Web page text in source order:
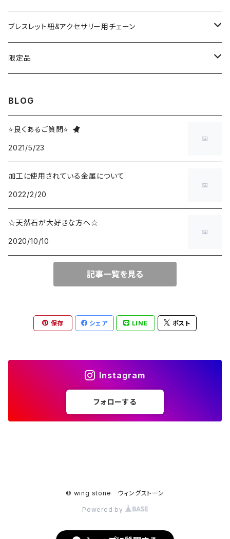
コッパー
アゲート
天然石キャンドルホルダー
ブレスレット紐&アクセサリー用チェーン
ネックレスチェーン
限定品
BLOG
⭐良くあるご質問⭐
2021/5/23
加工に使用されている金属について
2022/2/20
☆天然石が大好きな方へ☆
2020/10/10
記事一覧を見る
保存 シェア LINE ポスト
Instagram
フォローする
© wing stone ウィングストーン
Powered by